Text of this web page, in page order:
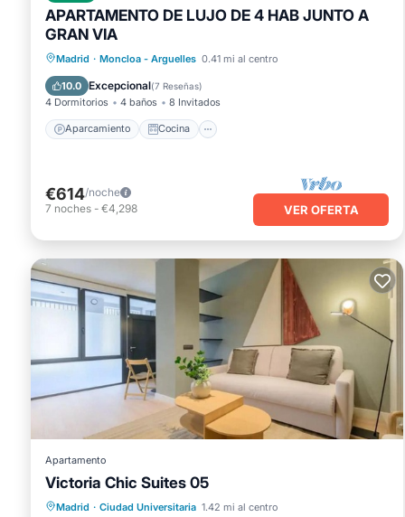
APARTAMENTO DE LUJO DE 4 HAB JUNTO A
GRAN VIA
Madrid · Moncloa - Arguelles 0.41 mi al centro
10.0 Excepcional(7 Reseñas)
4 Dormitorios 4 baños 8 Invitados
Aparcamiento Cocina
Aparcamiento
Cocina
Aire acondicionado
€614/noche
7 noches - €4,298 VER OFERTA
Apartamento
Victoria Chic Suites 05
Madrid · Ciudad Universitaria 1.42 mi al centro
Aire acondicionado
Internet